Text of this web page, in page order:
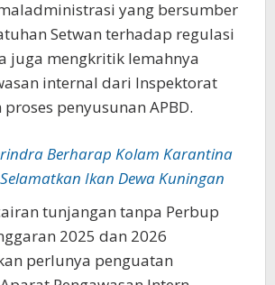
yang bersumber
Setwan terhadap regulasi
juga mengkritik lemahnya
internal dari Inspektorat
penyusunan APBD.
Berharap Kolam Karantina
Ikan Dewa Kuningan
tunjangan tanpa Perbup
2025 dan 2026
perlunya penguatan